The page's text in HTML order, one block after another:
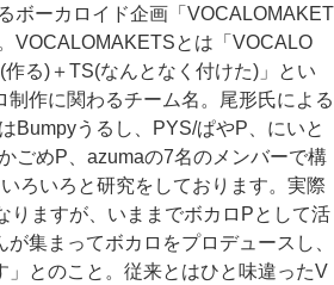
ボーカロイド企画「VOCALOMAKET
VOCALOMAKETSとは「VOCALO
る)＋TS(なんとなく付けた)」とい
制作に関わるチーム名。尾形氏による
Bumpyうるし、PYS/ぱやP、にいと
ごめP、azumaの7名のメンバーで構
ろいろと研究をしております。実際
りますが、いままでボカロPとして活
集まってボカロをプロデュースし、
」とのこと。従来とはひと味違ったV